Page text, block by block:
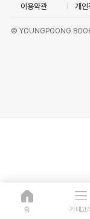
이용약관 개인
© YOUNGPOONG
홈 카테고